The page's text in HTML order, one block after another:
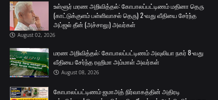
உள்ளூர் மரண அறிவித்தல்: கோபாலப்பட்டிணம் மதினா தெரு
(காட்டுக்குளம் பள்ளிவாசல் தெரு) 2-வது வீதியை சேர்ந்த
அப்ஜல் தீன் (அச்சாலு) அவர்கள்
August 02, 2026
மரண அறிவித்தல்: கோபாலப்பட்டிணம் அவுலியா நகர் 8-வது
வீதியை சேர்ந்த ரஹிமா அம்மாள் அவர்கள்
August 08, 2026
கோபாலப்பட்டிணம் ஜமாஅத் நிர்வாகத்தின் அதிரடி